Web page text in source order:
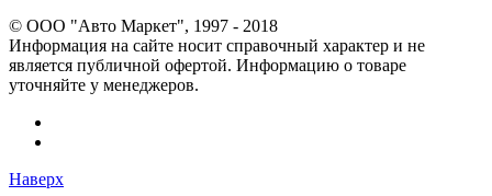
© OOO "Авто Маркет", 1997 - 2018
Информация на сайте носит справочный характер и не
является публичной офертой. Информацию о товаре
уточняйте у менеджеров.
Наверх